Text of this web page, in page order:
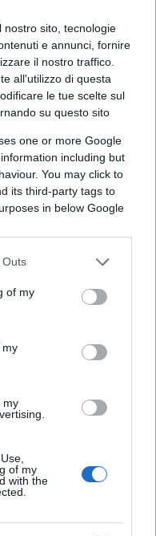
nostro sito, tecnologie
e annunci, fornire
il nostro traffico.
all'utilizzo di questa
le tue scelte sul
su questo sito
one or more Google
including but
You may click to
its third-party tags to
in below Google
Outs
of my
my
my
of my
with the
bancarie sotto
nello
fatto intatta la sua
13.000 e oggi
lasciato a
le banche
attività che
vendita di prodotti
a Poste attività
stesso tempo
bancari che
anche ai clienti
vigilanza sulle
Banca centrale
modificato
dialogo, più
banche, pochi
a scossoni
perché il
nel 2008 aveva
la Bce ha preteso